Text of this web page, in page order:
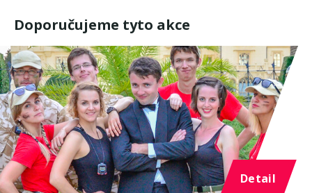
Doporučujeme tyto akce
Detail